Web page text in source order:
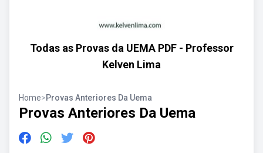
Todas as Provas da UEMA PDF - Professor
Kelven Lima
Home>Provas Anteriores Da Uema
Provas Anteriores Da Uema